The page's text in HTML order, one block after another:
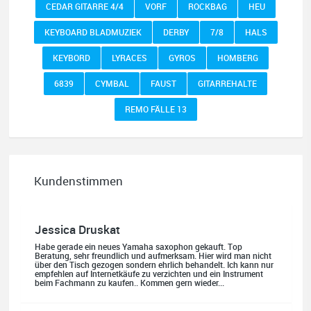
CEDAR GITARRE 4/4 VORF ROCKBAG HEU
KEYBOARD BLADMUZIEK DERBY 7/8 HALS
KEYBORD LYRACES GYROS HOMBERG
6839 CYMBAL FAUST GITARREHALTE
REMO FÄLLE 13
Kundenstimmen
Habe gerade ein neues Yamaha saxophon gekauft. Top
Beratung, sehr freundlich und aufmerksam. Hier wird man nicht
über den Tisch gezogen sondern ehrlich behandelt. Ich kann nur
empfehlen auf Internetkäufe zu verzichten und ein Instrument
beim Fachmann zu kaufen.. Kommen gern wieder...